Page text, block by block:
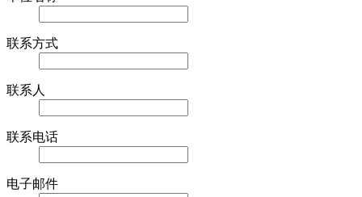
联系方式
联系人
联系电话
电子邮件